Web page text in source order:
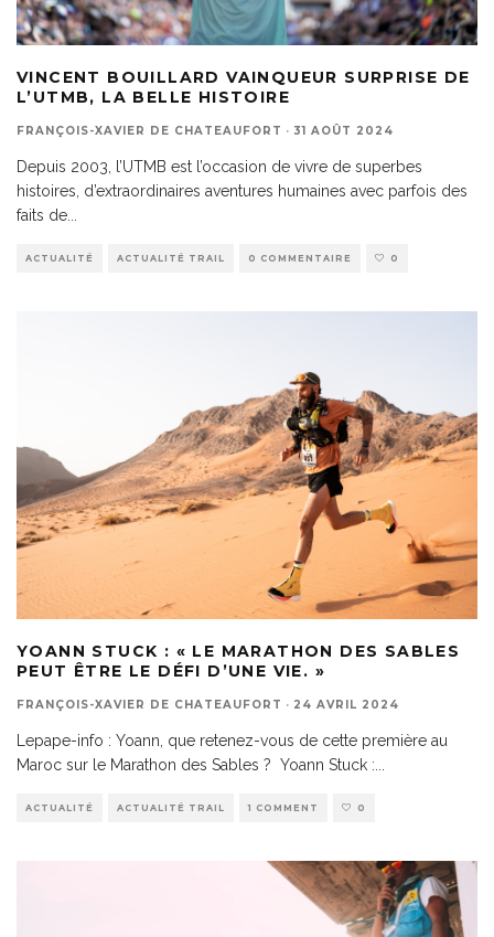
VINCENT BOUILLARD VAINQUEUR SURPRISE DE
L’UTMB, LA BELLE HISTOIRE
FRANÇOIS-XAVIER DE CHATEAUFORT · 31 AOÛT 2024
Depuis 2003, l’UTMB est l’occasion de vivre de superbes
histoires, d’extraordinaires aventures humaines avec parfois des
faits de
ACTUALITÉ ACTUALITÉ TRAIL 0 COMMENTAIRE 0
YOANN STUCK : « LE MARATHON DES SABLES
PEUT ÊTRE LE DÉFI D’UNE VIE. »
FRANÇOIS-XAVIER DE CHATEAUFORT · 24 AVRIL 2024
Lepape-info : Yoann, que retenez-vous de cette première au
Maroc sur le Marathon des Sables ? Yoann Stuck :
ACTUALITÉ ACTUALITÉ TRAIL 1 COMMENT 0